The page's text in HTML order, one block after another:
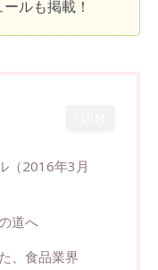
ルも掲載！
（2016年3月
道へ
、食品業界